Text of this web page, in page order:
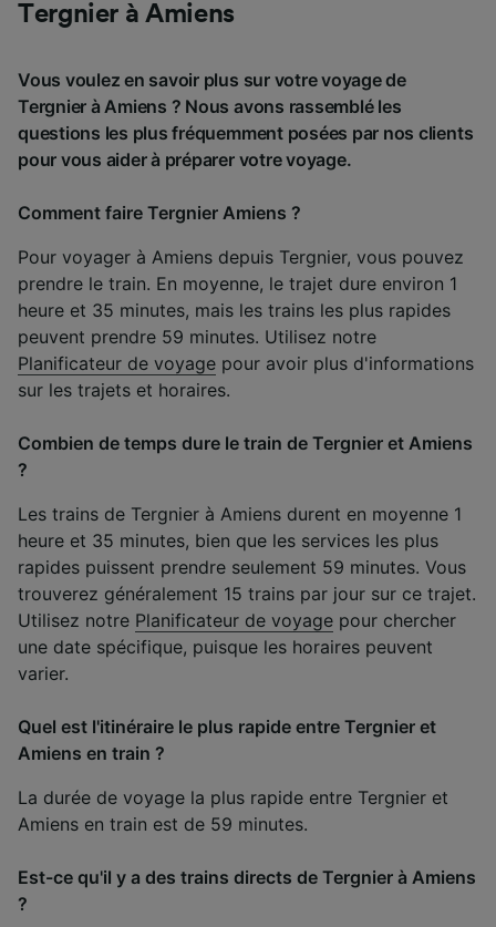
Tergnier à Amiens
Vous voulez en savoir plus sur votre voyage de
Tergnier à Amiens ? Nous avons rassemblé les
questions les plus fréquemment posées par nos clients
pour vous aider à préparer votre voyage.
Comment faire Tergnier Amiens ?
Pour voyager à Amiens depuis Tergnier, vous pouvez
prendre le train. En moyenne, le trajet dure environ 1
heure et 35 minutes, mais les trains les plus rapides
peuvent prendre 59 minutes. Utilisez notre
Planificateur de voyage pour avoir plus d'informations
sur les trajets et horaires.
Combien de temps dure le train de Tergnier et Amiens
?
Les trains de Tergnier à Amiens durent en moyenne 1
heure et 35 minutes, bien que les services les plus
rapides puissent prendre seulement 59 minutes. Vous
trouverez généralement 15 trains par jour sur ce trajet.
Utilisez notre Planificateur de voyage pour chercher
une date spécifique, puisque les horaires peuvent
varier.
Quel est l'itinéraire le plus rapide entre Tergnier et
Amiens en train ?
La durée de voyage la plus rapide entre Tergnier et
Amiens en train est de 59 minutes.
Est-ce qu'il y a des trains directs de Tergnier à Amiens
?